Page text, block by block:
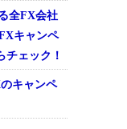
全FX会社
キャンペ
チェック！
キャンペ